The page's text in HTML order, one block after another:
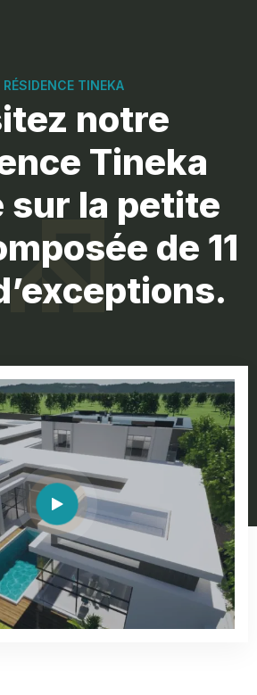
RÉSIDENCE TINEKA
notre
Tineka
sur la petite
de 11